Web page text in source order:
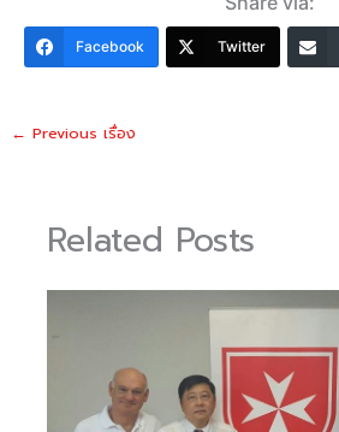
Facebook Twitter
← Previous เรื่อง
Related Posts